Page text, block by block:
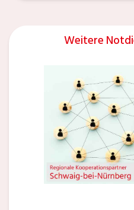
Weitere